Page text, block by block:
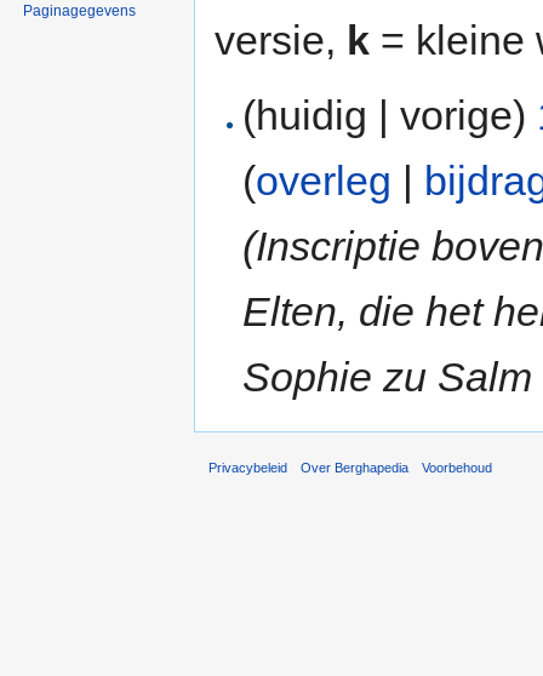
versie, k = kleine
(huidig | vorige)
(overleg |
(Inscriptie
Elten, die het
Sophie zu
Paginagegevens
Privacybeleid Over Berghapedia Voorbehoud